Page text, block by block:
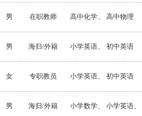
男 在职教师 高中化学、 高中物理
男 海归/外籍 小学英语、 初中英语
女 专职教员 小学英语、 初中英语
男 海归/外籍 小学数学、 小学英语、